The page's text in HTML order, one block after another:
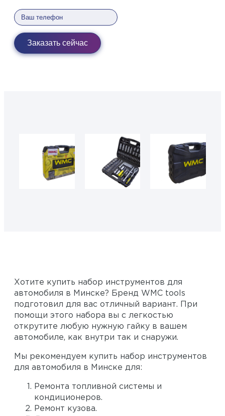
Заказать сейчас
Хотите купить набор инструментов для
автомобиля в Минске? Бренд WMC tools
подготовил для вас отличный вариант. При
помощи этого набора вы с легкостью
открутите любую нужную гайку в вашем
автомобиле, как внутри так и снаружи.
Мы рекомендуем купить набор инструментов
для автомобиля в Минске для:
Ремонта топливной системы и
кондиционеров.
Ремонт кузова.